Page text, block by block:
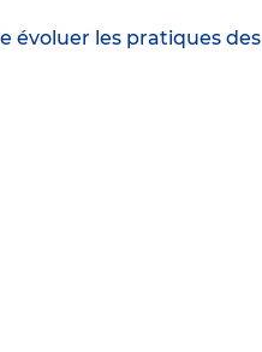
évoluer les pratiques des